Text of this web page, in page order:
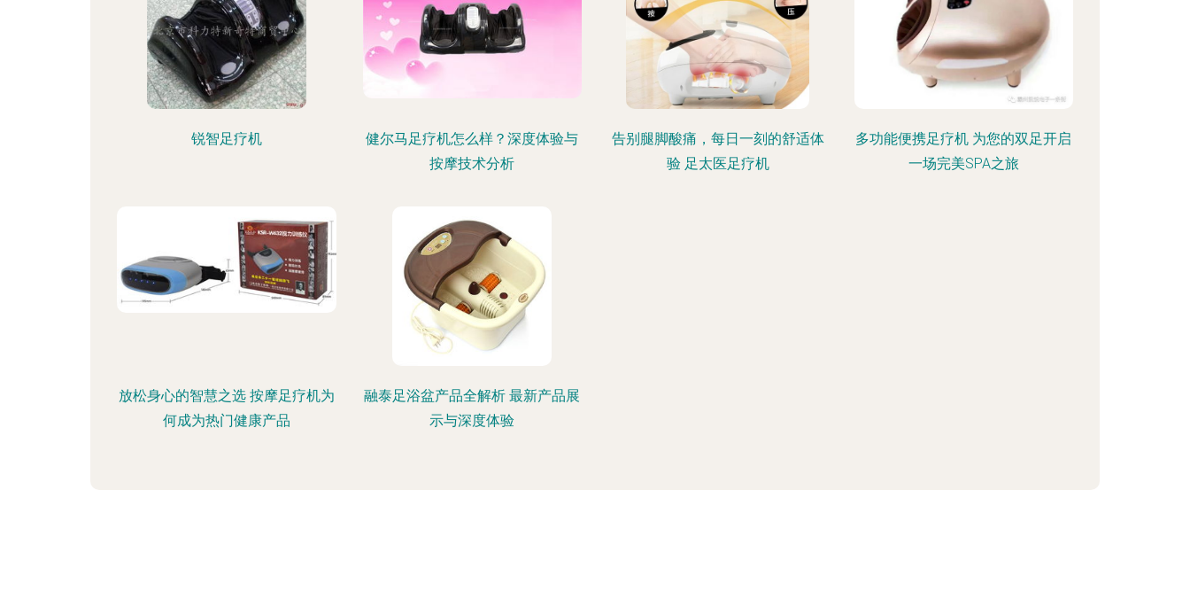
锐智足疗机
健尔马足疗机怎么样？深度体验与
按摩技术分析
告别腿脚酸痛，每日一刻的舒适体
验 足太医足疗机
多功能便携足疗机 为您的双足开启
一场完美SPA之旅
放松身心的智慧之选 按摩足疗机为
何成为热门健康产品
融泰足浴盆产品全解析 最新产品展
示与深度体验